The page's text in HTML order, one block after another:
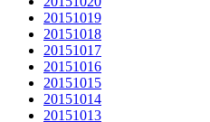
20151019
20151018
20151017
20151016
20151015
20151014
20151013